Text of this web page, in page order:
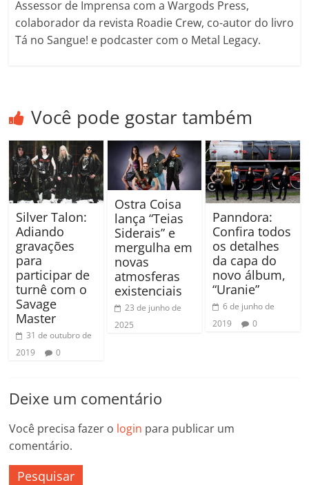
Assessor de Imprensa com a Wargods Press,
colaborador da revista Roadie Crew, co-autor do livro
Tá no Sangue! e podcaster com o Metal Legacy.
Você pode gostar também
Silver Talon:
Adiando
gravações
para
participar de
turnê com o
Savage
Master
31 de outubro de
2019
0
Ostra Coisa
lança “Teias
Siderais” e
mergulha em
novas
atmosferas
existenciais
23 de junho de
2025
Panndora:
Confira todos
os detalhes
da capa do
novo álbum,
“Uranie”
6 de junho de
2019
0
Deixe um comentário
Você precisa fazer o login para publicar um
comentário.
Pesquisar